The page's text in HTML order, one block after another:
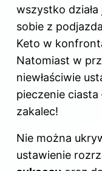
wszystko
sobie z
Keto w
Natomiast w
niewłaściwie
pieczenie ciasta
zakalec!
Nie można
ustawienie